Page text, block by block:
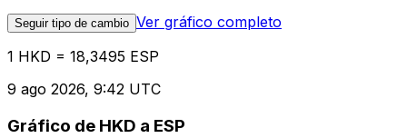
Seguir tipo de cambio Ver gráfico completo
1 HKD = 18,3495 ESP
9 ago 2026, 9:42 UTC
Gráfico de HKD a ESP